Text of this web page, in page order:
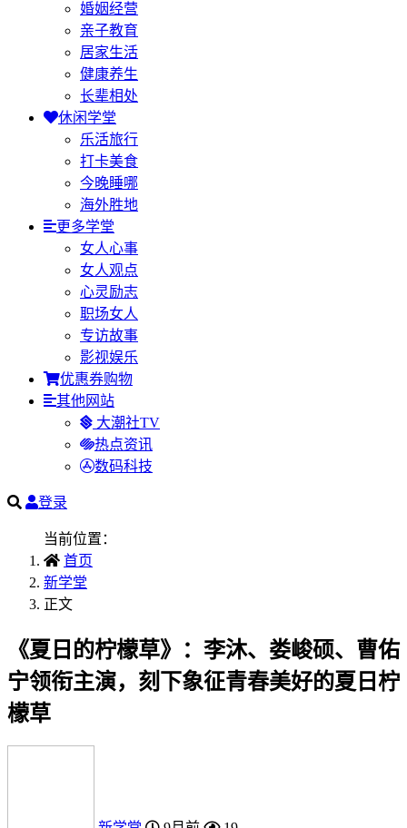
婚姻经营
亲子教育
居家生活
健康养生
长辈相处
休闲学堂
乐活旅行
打卡美食
今晚睡哪
海外胜地
更多学堂
女人心事
女人观点
心灵励志
职场女人
专访故事
影视娱乐
优惠券购物
其他网站
大潮社TV
热点资讯
数码科技
登录
当前位置：
首页
新学堂
正文
《夏日的柠檬草》：李沐、娄峻硕、曹佑
宁领衔主演，刻下象征青春美好的夏日柠
檬草